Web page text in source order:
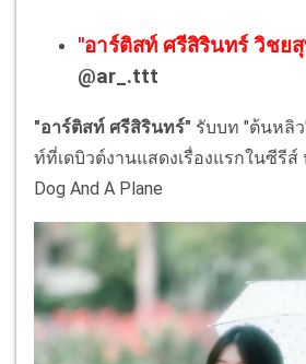
"อาร์ติสท์ ศรีสิรินทร์ วิชย
@ar_.ttt
"อาร์ติสท์ ศรีสิรินทร์" รับบท "ต้นหลิ
ท์ที่เดบิวต์งานแสดงเรื่องแรกในซีรีส์
Dog And A Plane